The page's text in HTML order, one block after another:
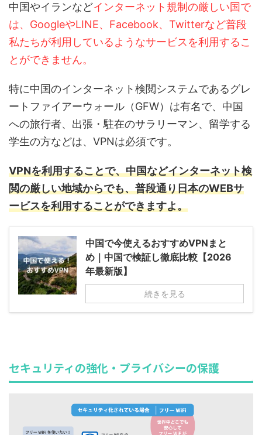
中国やイランなどインターネット規制の厳しい国で
は、GoogleやLINE、Facebook、Twitterなど普段
私たちが利用しているようなサービスを利用するこ
とができません。
特に中国のインターネット検閲システムであるグレ
ートファイアーウォール（GFW）は有名で、中国
への旅行者、出張・駐在のサラリーマン、留学する
学生の方などは、VPNは必須です。
VPNを利用することで、中国などインターネット検
閲の厳しい地域からでも、普段通り日本のWEBサ
ービスを利用することができますよ。
中国で今使えるおすすめVPNまと
め｜中国で検証し徹底比較【2026
年最新版】
続きを見る
セキュリティの強化・プライバシーの保護